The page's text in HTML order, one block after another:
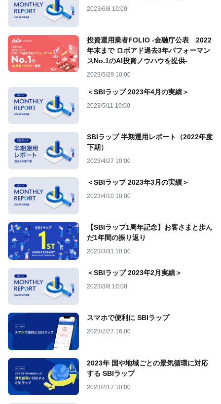
2023/6/8 10:00
投資運用業者FOLIO -金融庁公表 2022
年末まで ロボアド過去3年パフォーマン
スNo.1のAI投資ノウハウを提供-
2023/5/29 10:00
＜SBIラップ 2023年4月の実績＞
2023/5/11 10:00
SBIラップ 半期運用レポート（2022年度
下期）
2023/4/27 10:00
＜SBIラップ 2023年3月の実績＞
2023/4/10 10:00
【SBIラップ1周年記念】お客さまと歩ん
だ1年間の振り返り
2023/3/31 10:00
＜SBIラップ 2023年2月実績＞
2023/3/8 10:00
スマホで便利に SBIラップ
2023/2/27 16:00
2023年 国や地域ごとの景気循環に対応
する SBIラップ
2023/2/17 10:00